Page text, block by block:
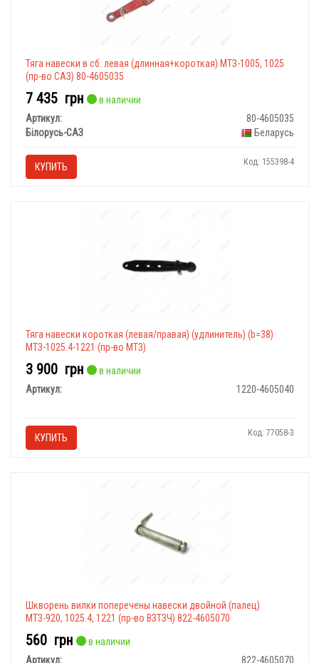
Тяга навески в сб. левая (длинная+короткая) МТЗ-1005, 1025
(пр-во САЗ) 80-4605035
7 435 грн
в наличии
Артикул:
80-4605035
Білорусь-САЗ
Беларусь
КУПИТЬ Код: 155398-4
Тяга навески короткая (левая/правая) (удлинитель) (b=38)
МТЗ-1025.4-1221 (пр-во МТЗ)
3 900 грн
в наличии
Артикул:
1220-4605040
КУПИТЬ Код: 77058-3
Шкворень вилки поперечены навески двойной (палец)
МТЗ-920, 1025.4, 1221 (пр-во ВЗТЗЧ) 822-4605070
560 грн
в наличии
Артикул:
822-4605070